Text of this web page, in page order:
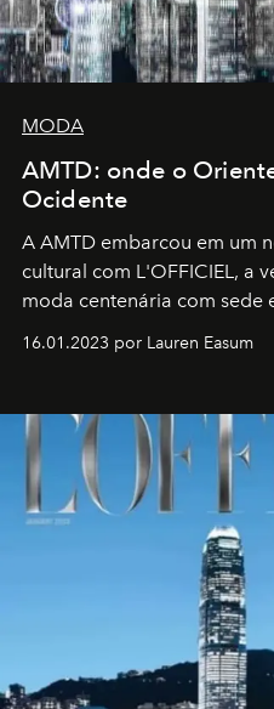
MODA
AMTD: onde o
Ocidente
A AMTD embarcou em um
cultural com L'OFFICIEL, a
moda centenária com sede
16.01.2023 por Lauren Easum